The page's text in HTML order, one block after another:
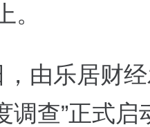
。
由乐居财
调查”正式启